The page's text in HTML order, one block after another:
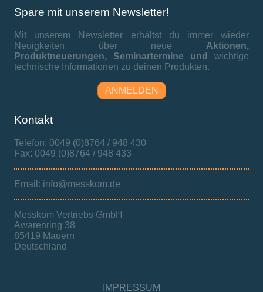
Spare mit unserem Newsletter!
Mit unserem Newsletter erhältst du immer wieder
Neuigkeiten über neue Aktionen,
Produktneuerungen, Seminartermine und wichtige
technische Informationen zu deinen Produkten.
ANMELDEN
Kontakt
Telefon: 0049 (0)8764 / 948 430
Fax: 0049 (0)8764 / 948 433
Email: info@messkom.de
Messkom Vertriebs GmbH
Awarenring 38
85419 Mauern
Deutschland
IMPRESSUM